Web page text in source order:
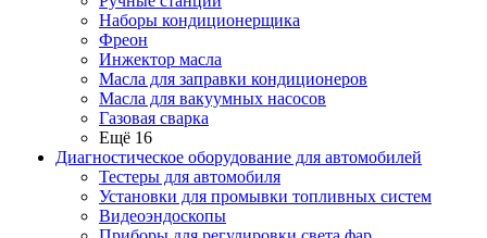
Наборы кондиционерщика
Фреон
Инжектор масла
Масла для заправки кондиционеров
Масла для вакуумных насосов
Газовая сварка
Ещё 16
Диагностическое оборудование для автомобилей
Тестеры для автомобиля
Установки для промывки топливных систем
Видеоэндоскопы